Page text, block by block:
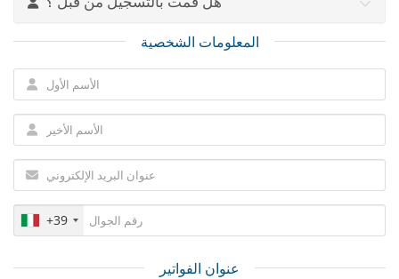
المعلومات الشخصية
+39
عنوان الفواتير